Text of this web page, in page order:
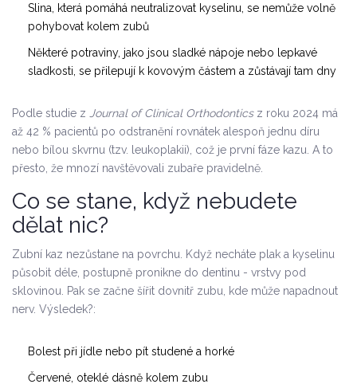
Slina, která pomáhá neutralizovat kyselinu, se nemůže volně
pohybovat kolem zubů
Některé potraviny, jako jsou sladké nápoje nebo lepkavé
sladkosti, se přilepují k kovovým částem a zůstávají tam dny
Podle studie z Journal of Clinical Orthodonticsz roku 2024 má
až 42 % pacientů po odstranění rovnátek alespoň jednu díru
nebo bílou skvrnu (tzv. leukoplakii), což je první fáze kazu. A to
přesto, že mnozí navštěvovali zubaře pravidelně.
Co se stane, když nebudete
dělat nic?
Zubní kaz nezůstane na povrchu. Když necháte plak a kyselinu
působit déle, postupně pronikne do dentinu - vrstvy pod
sklovinou. Pak se začne šířit dovnitř zubu, kde může napadnout
nerv. Výsledek?:
Bolest při jídle nebo pít studené a horké
Červené, oteklé dásně kolem zubu